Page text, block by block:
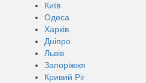
Київ
Одеса
Харків
Дніпро
Львів
Запоріжжя
Кривий Ріг